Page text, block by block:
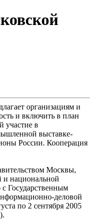
организациям и
и включить в план
участие в
выставке-
России. Кооперация
Москвы,
и национальной
Государственным
деловой
по 2 сентября 2005